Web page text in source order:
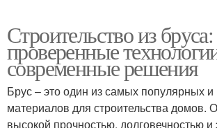
Строительство из бруса:
проверенные
современные решения
Брус – это один из самых популярных
материалов для строительства домов.
высокой прочностью, долговечностью и